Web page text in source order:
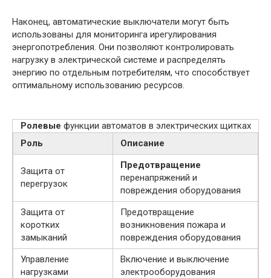
Наконец, автоматические выключатели могут быть
использованы для мониторинга ирегулирования
энергопотребления. Они позволяют контролировать
нагрузку в электрической системе и распределять
энергию по отдельным потребителям, что способствует
оптимальному использованию ресурсов.
Ролевые функции автоматов в электрических щитках
Роль
Описание
Защита от
перегрузок
Предотвращение
перенапряжений и
повреждения оборудования
Защита от
коротких
замыканий
Предотвращение
возникновения пожара и
повреждения оборудования
Управление
нагрузками
Включение и выключение
электрооборудования